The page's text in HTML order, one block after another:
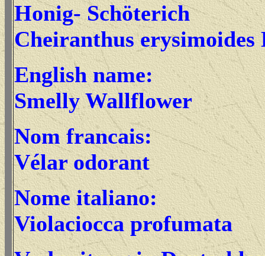
Honig- Schöterich
Cheiranthus erysimoides
English name:
Smelly Wallflower
Nom francais:
Vélar odorant
Nome italiano:
Violaciocca profumata